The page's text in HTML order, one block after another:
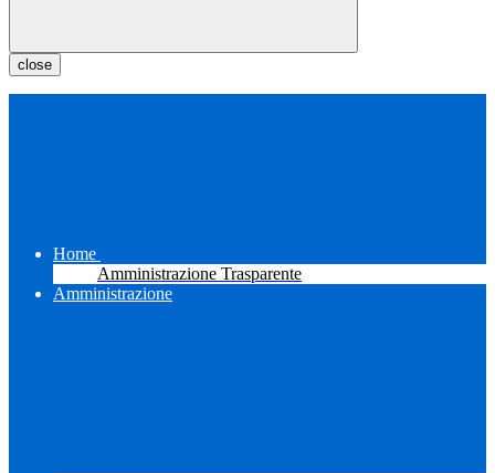
close
Home
Amministrazione Trasparente
Amministrazione